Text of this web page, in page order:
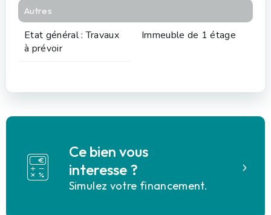
Autres
Etat général : Travaux
à prévoir
Immeuble de 1 étage
Ce bien vous
interesse ?
Simulez votre financement.